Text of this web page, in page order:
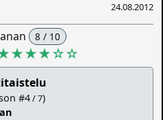
24.08.2012
8 / 10
☆☆
#4/ 7)